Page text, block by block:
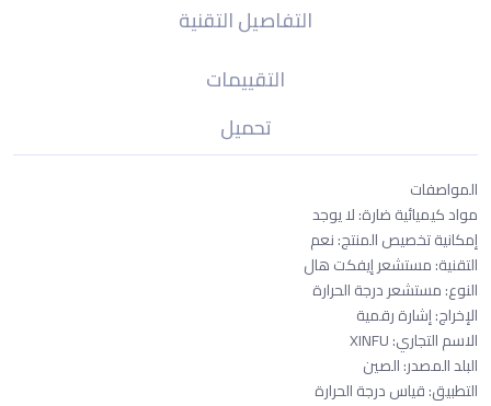
التفاصيل التقنية
التقييمات
تحميل
المواصفات
مواد كيميائية ضارة: لا يوجد
إمكانية تخصيص المنتج: نعم
التقنية: مستشعر إيفكت هال
النوع: مستشعر درجة الحرارة
الإخراج: إشارة رقمية
الاسم التجاري: XINFU
البلد المصدر: الصين
التطبيق: قياس درجة الحرارة